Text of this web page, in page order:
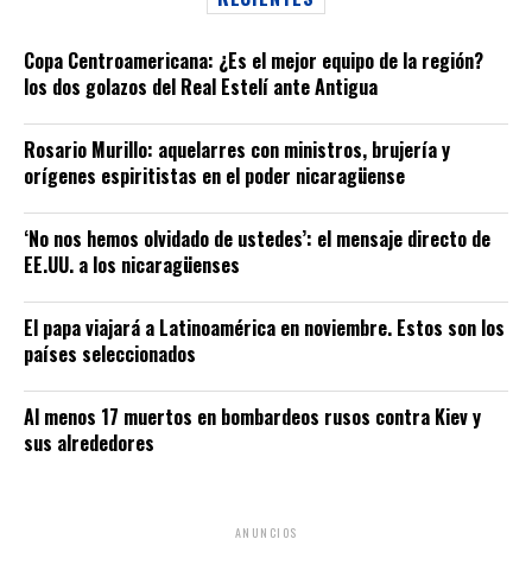
Copa Centroamericana: ¿Es el mejor equipo de la región?
los dos golazos del Real Estelí ante Antigua
Rosario Murillo: aquelarres con ministros, brujería y
orígenes espiritistas en el poder nicaragüense
‘No nos hemos olvidado de ustedes’: el mensaje directo de
EE.UU. a los nicaragüenses
El papa viajará a Latinoamérica en noviembre. Estos son los
países seleccionados
Al menos 17 muertos en bombardeos rusos contra Kiev y
sus alrededores
ANUNCIOS